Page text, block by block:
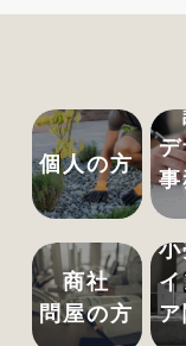
個人の方
商社
問屋の方